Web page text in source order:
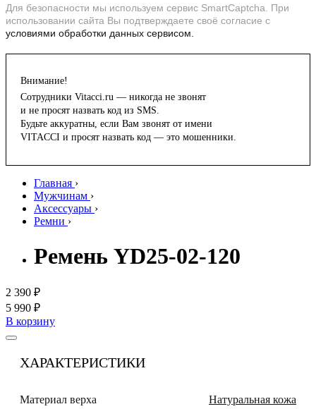
Для безопасности мы используем сервис SmartCaptcha. При
использовании сайта Вы подтверждаете своё согласие с
условиями обработки данных сервисом.
Внимание!
Сотрудники Vitacci.ru — никогда не звонят
и не просят назвать код из SMS.
Будьте аккуратны, если Вам звонят от имени
VITACCI и просят назвать код — это мошенники.
Главная ›
Мужчинам ›
Аксессуары ›
Ремни ›
Ремень YD25-02-120
2 390 ₽
5 990 ₽
В корзину
ХАРАКТЕРИСТИКИ
Материал верха Натуральная кожа